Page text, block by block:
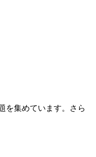
を集めています。さら